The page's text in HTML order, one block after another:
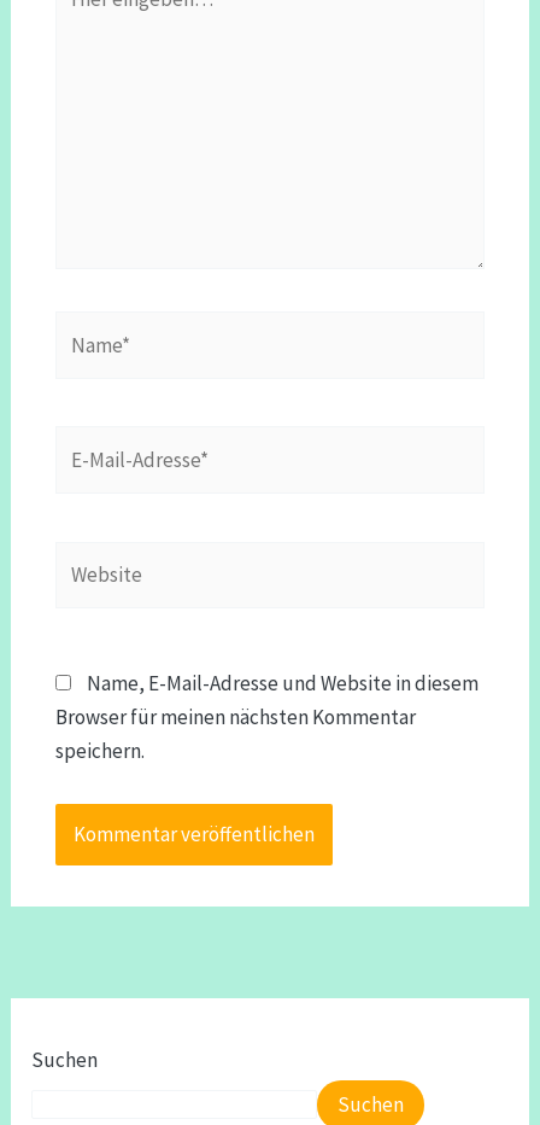
eingeben…
Mail-
Name, E-Mail-Adresse und Website in diesem
Browser für meinen nächsten Kommentar
speichern.
Suchen
Suchen